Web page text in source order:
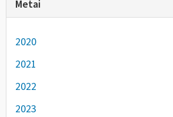
Metai
2020
2021
2022
2023